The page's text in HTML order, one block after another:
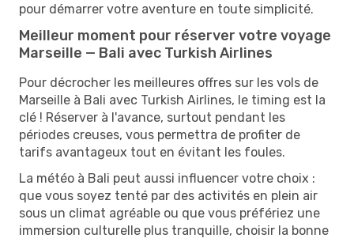
pour démarrer votre aventure en toute simplicité.
Meilleur moment pour réserver votre voyage
Marseille — Bali avec Turkish Airlines
Pour décrocher les meilleures offres sur les vols de
Marseille à Bali avec Turkish Airlines, le timing est la
clé ! Réserver à l'avance, surtout pendant les
périodes creuses, vous permettra de profiter de
tarifs avantageux tout en évitant les foules.
La météo à Bali peut aussi influencer votre choix :
que vous soyez tenté par des activités en plein air
sous un climat agréable ou que vous préfériez une
immersion culturelle plus tranquille, choisir la bonne